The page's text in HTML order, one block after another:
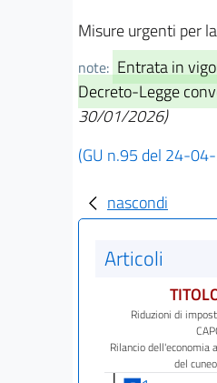
Misure urgenti per
note: Entrata in
Decreto-Legge
30/01/2026)
(GU n.95 del 24-
nascondi
Articoli
Riduzioni di
Rilancio dell'economia
del